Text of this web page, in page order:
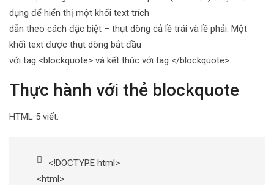
dụng để hiển thị một khối text trích
dẫn theo cách đặc biệt – thụt dòng cả lề trái và lề phải. Một
khối text được thụt dòng bắt đầu
với tag <blockquote> và kết thúc với tag </blockquote>.
Thực hành với thẻ blockquote
HTML 5 viết:
<!DOCTYPE html>
<html>